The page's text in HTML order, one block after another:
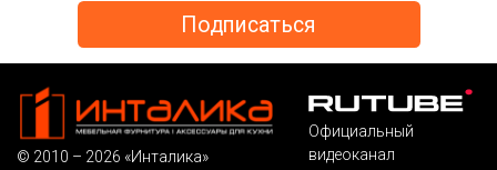
© 2010 – 2026 «Инталика»
Официальный
видеоканал